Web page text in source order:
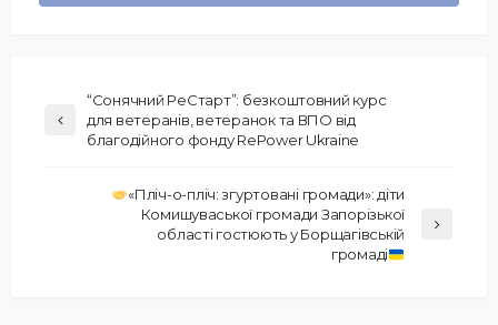
“Сонячний РеСтарт”: безкоштовний курс
для ветеранів, ветеранок та ВПО від
благодійного фонду RePower Ukraine
«Пліч-о-пліч: згуртовані громади»: діти
Комишуваської громади Запорізької
області гостюють у Борщагівській
громаді